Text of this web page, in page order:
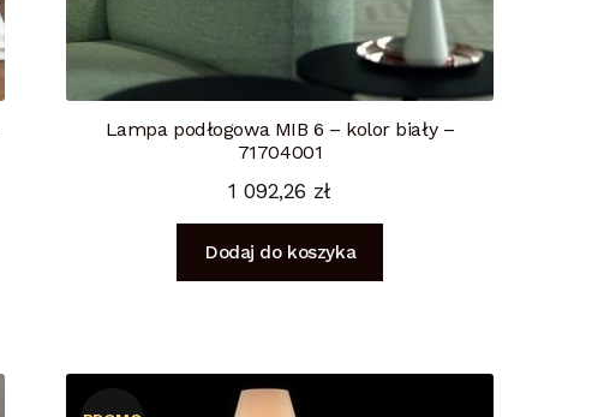
Lampa podłogowa MIB 6 – kolor biały –
71704001
1 092,26 zł
Dodaj do koszyka